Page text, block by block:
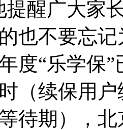
提醒广大家
也不要忘
度“乐学保
（续保用
待期），